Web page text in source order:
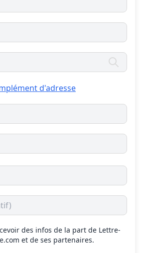
d'adresse
des infos de la part de Lettre-
et de ses partenaires.